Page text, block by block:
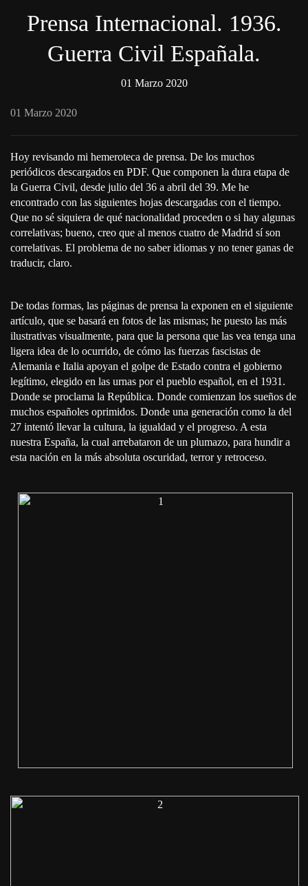
Prensa Internacional. 1936.
Guerra Civil Españala.
01 Marzo 2020
01 Marzo 2020
Hoy revisando mi hemeroteca de prensa. De los muchos
periódicos descargados en PDF. Que componen la dura etapa de
la Guerra Civil, desde julio del 36 a abril del 39. Me he
encontrado con las siguientes hojas descargadas con el tiempo.
Que no sé siquiera de qué nacionalidad proceden o si hay algunas
correlativas; bueno, creo que al menos cuatro de Madrid sí son
correlativas. El problema de no saber idiomas y no tener ganas de
traducir, claro.
De todas formas, las páginas de prensa la exponen en el siguiente
artículo, que se basará en fotos de las mismas; he puesto las más
ilustrativas visualmente, para que la persona que las vea tenga una
ligera idea de lo ocurrido, de cómo las fuerzas fascistas de
Alemania e Italia apoyan el golpe de Estado contra el gobierno
legítimo, elegido en las urnas por el pueblo español, en el 1931.
Donde se proclama la República. Donde comienzan los sueños de
muchos españoles oprimidos. Donde una generación como la del
27 intentó llevar la cultura, la igualdad y el progreso. A esta
nuestra España, la cual arrebataron de un plumazo, para hundir a
esta nación en la más absoluta oscuridad, terror y retroceso.